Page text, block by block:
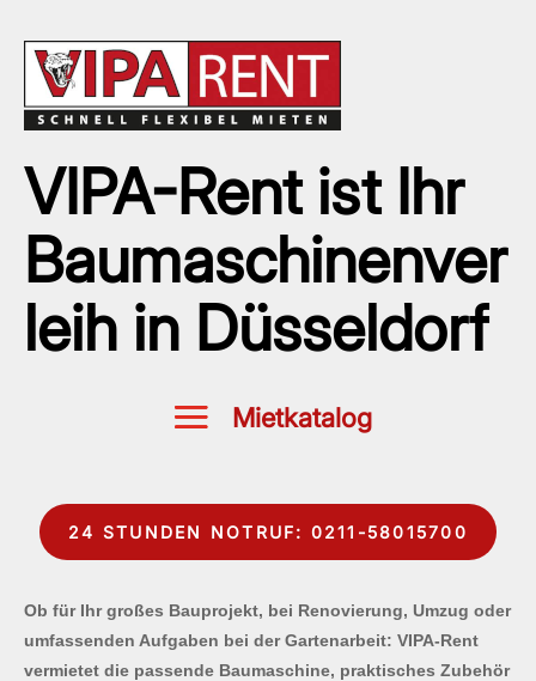
VIPA-Rent ist Ihr
Baumaschinenver
leih in Düsseldorf
24 STUNDEN NOTRUF: 0211-58015700
Ob für Ihr großes Bauprojekt, bei Renovierung, Umzug oder
umfassenden Aufgaben bei der Gartenarbeit: VIPA-Rent
vermietet die passende Baumaschine, praktisches Zubehör